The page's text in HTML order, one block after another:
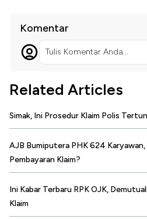
Komentar
Tulis Komentar Anda...
Related Articles
Simak, Ini Prosedur Klaim Polis
AJB Bumiputera PHK 624 Karyawan,
Pembayaran Klaim?
Ini Kabar Terbaru RPK OJK,
Klaim